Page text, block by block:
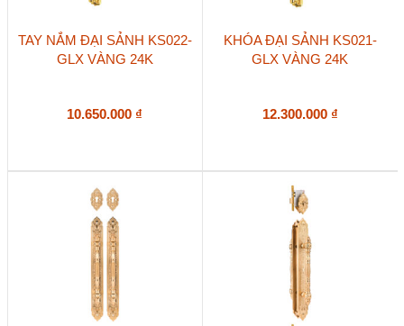
TAY NẮM ĐẠI SẢNH KS022-
GLX VÀNG 24K
10.650.000 ₫
KHÓA ĐẠI SẢNH KS021-
GLX VÀNG 24K
12.300.000 ₫